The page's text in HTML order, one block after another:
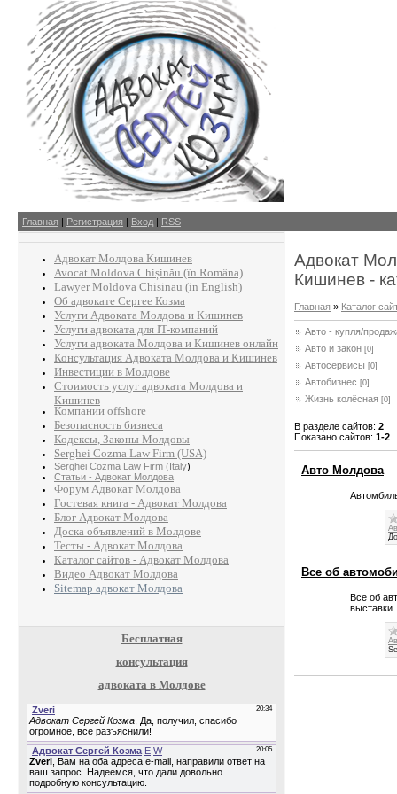
Главная | Регистрация | Вход | RSS
Адвокат Молдова Кишинев
Avocat Moldova Chișinău (în Româna)
Lawyer Moldova Chisinau (in English)
Об адвокате Сергее Козма
Услуги Адвоката Молдова и Кишинев
Услуги адвоката для IT-компаний
Услуги адвоката Молдова и Кишинев онлайн
Консультация Адвоката Молдова и Кишинев
Инвестиции в Молдове
Стоимость услуг адвоката Молдова и
Кишинев
Компании offshore
Безопасность бизнеса
Кодексы, Законы Молдовы
Serghei Cozma Law Firm (USA)
Serghei Cozma Law Firm (Italy)
Статьи - Адвокат Молдова
Форум Адвокат Молдова
Гостевая книга - Адвокат Молдова
Блог Адвокат Молдова
Доска объявлений в Молдове
Тесты - Адвокат Молдова
Каталог сайтов - Адвокат Молдова
Видео Адвокат Молдова
Sitemap адвокат Молдова
Бесплатная
консультация
адвоката в Молдове
Адвокат
Кишинев -
Главная » Каталог
Авто - купля/
Авто и закон [0]
Автосервисы [0]
Автобизнес [0]
Жизнь колёсная [0]
В разделе сайтов: 2
Показано сайтов: 1-2
Авто Молдова
Все об
Все об
выставки.